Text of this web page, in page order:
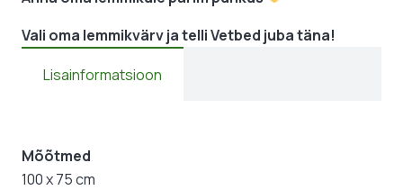
Vali oma lemmikvärv ja telli Vetbed juba täna!
Lisainformatsioon
Mõõtmed
100 x 75 cm